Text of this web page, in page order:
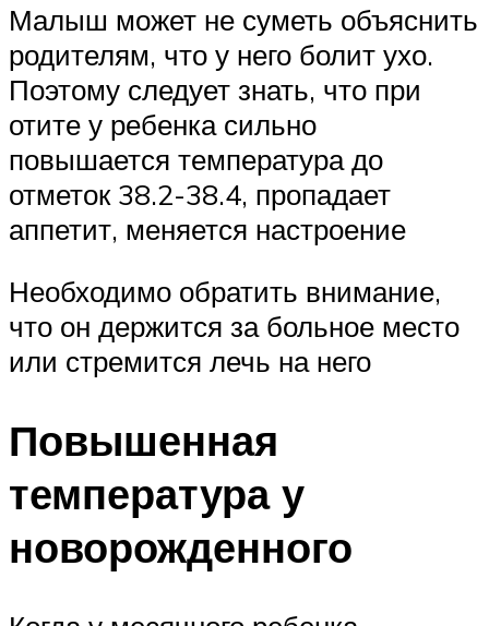
Малыш может не суметь объяснить
родителям, что у него болит ухо.
Поэтому следует знать, что при
отите у ребенка сильно
повышается температура до
отметок 38.2-38.4, пропадает
аппетит, меняется настроение
Необходимо обратить внимание,
что он держится за больное место
или стремится лечь на него
Повышенная
температура у
новорожденного